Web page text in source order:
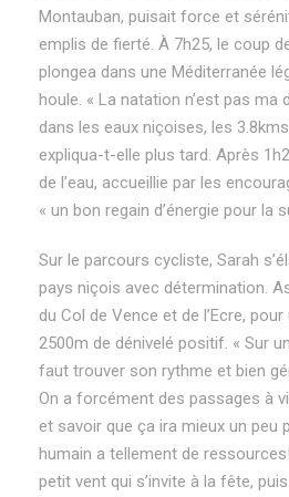
Montauban, puisait force et
emplis de fierté. À 7h25, le coup
plongea dans une Méditerranée
houle. « La natation n’est pas ma
dans les eaux niçoises, les
expliqua-t-elle plus tard. Après
de l’eau, accueillie par les
« un bon regain d’énergie pour la
Sur le parcours cycliste, Sarah
pays niçois avec détermination.
du Col de Vence et de l’Ecre,
2500m de dénivelé positif. « Sur
faut trouver son rythme et bien
On a forcément des passages à
et savoir que ça ira mieux un peu
humain a tellement de
petit vent qui s’invite à la fête,